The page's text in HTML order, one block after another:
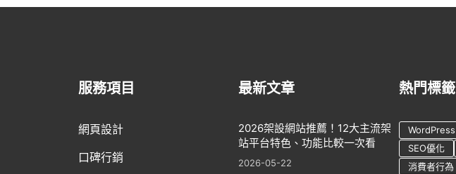
服務項目
網頁設計
口碑行銷
最新文章
2026架設網站推薦！12大主流架
站平台特色、功能比較一次看
2026-05-22
熱門標籤
WordPress
SEO優化
消費者行為